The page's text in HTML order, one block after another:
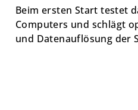
Beim ersten Start testet
Computers und schlägt
und Datenauflösung der